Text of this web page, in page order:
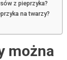
z pieprzyka?
na twarzy?
można